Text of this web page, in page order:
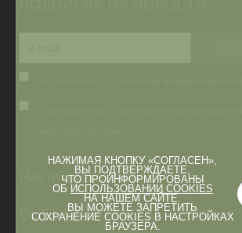
НАЖИМАЯ КНОПКУ «СОГЛАСЕН»,
ВЫ ПОДТВЕРЖДАЕТЕ,
ЧТО ПРОИНФОРМИРОВАНЫ
ОБ ИСПОЛЬЗОВАНИИ COOKIES
НА НАШЕМ САЙТЕ.
ВЫ МОЖЕТЕ ЗАПРЕТИТЬ
СОХРАНЕНИЕ COOKIES В НАСТРОЙКАХ
БРАУЗЕРА.
НАПИШИТЕ НАМ
ОЦЕНКА КАЧЕСТВА УСЛУГ